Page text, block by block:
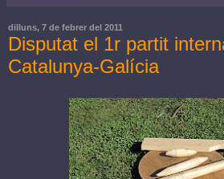
dilluns, 7 de febrer del 2011
Disputat el 1r partit
Catalunya-Galícia